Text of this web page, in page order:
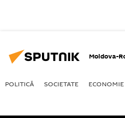
Moldova-
POLITICĂ SOCIETATE ECONOMIE